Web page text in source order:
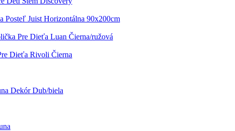
Posteľ Juist Horizontálna 90x200cm
Pre Dieťa Luan Čierna/ružová
Dieťa Rivoli Čierna
Dekór Dub/biela